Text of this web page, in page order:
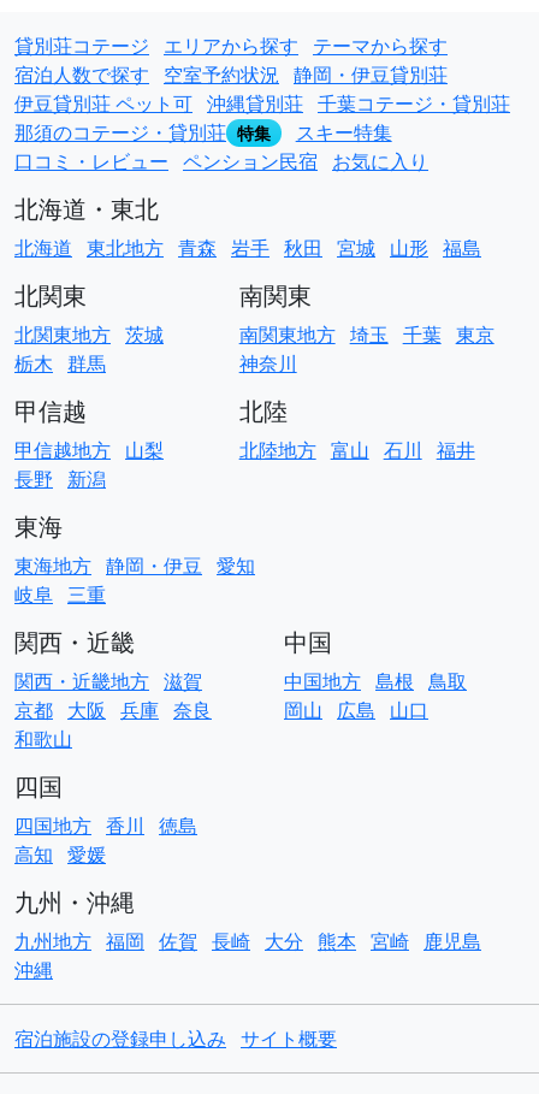
貸別荘コテージ エリアから探す
テーマから探す
宿泊人数で探す
空室予約状況 静岡・伊豆貸別荘
伊豆貸別荘 ペット可 沖縄貸別荘 千葉コテージ・貸別荘
那須のコテージ・貸別荘 特集
スキー特集
口コミ・レビュー ペンション民宿 お気に入り
北海道・東北
北海道 東北地方 青森 岩手 秋田 宮城 山形 福島
北関東
北関東地方 茨城
栃木 群馬
南関東
南関東地方 埼玉 千葉 東京
神奈川
甲信越
甲信越地方 山梨
長野
新潟
北陸
北陸地方 富山 石川 福井
東海
東海地方 静岡・伊豆 愛知
岐阜 三重
関西・近畿
関西・近畿地方 滋賀
京都 大阪 兵庫 奈良
和歌山
中国
中国地方 島根 鳥取
岡山
広島 山口
四国
四国地方 香川
徳島
高知 愛媛
九州・沖縄
九州地方 福岡 佐賀 長崎 大分 熊本 宮崎
鹿児島
沖縄
宿泊施設の登録申し込み サイト概要